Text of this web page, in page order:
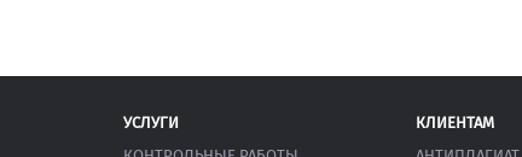
УСЛУГИ
КЛИЕНТАМ